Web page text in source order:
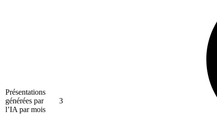
Présentations
générées par
l’IA par mois
3